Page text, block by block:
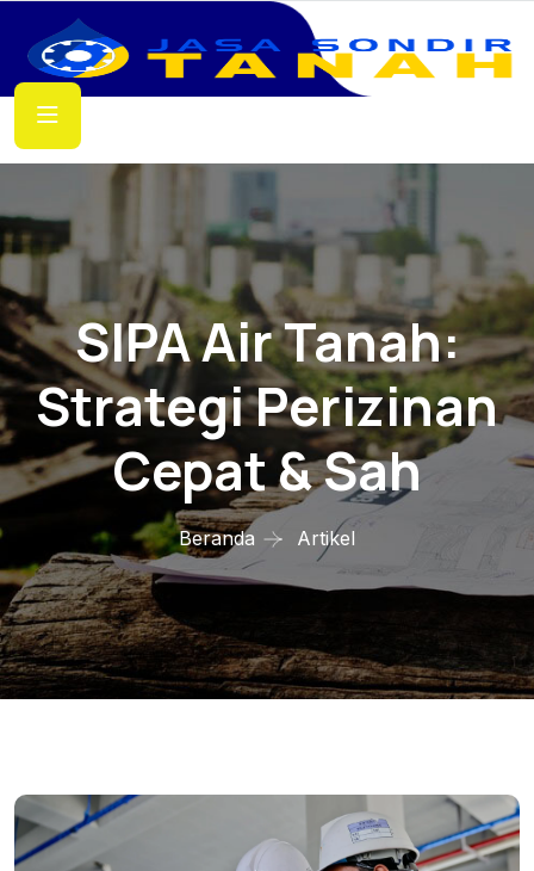
SIPA Air Tanah:
Strategi Perizinan
Cepat & Sah
Beranda Artikel